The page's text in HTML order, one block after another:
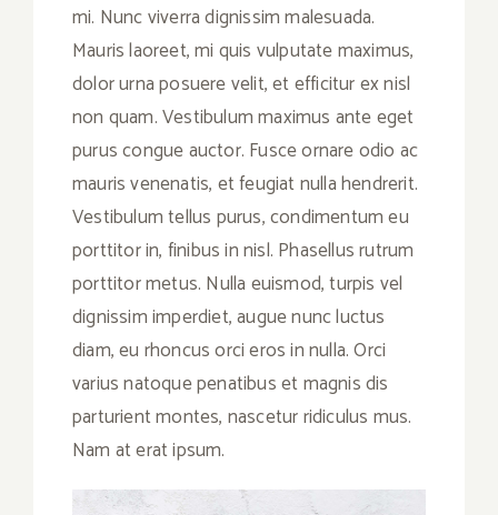
mi. Nunc viverra dignissim malesuada.
Mauris laoreet, mi quis vulputate maximus,
dolor urna posuere velit, et efficitur ex nisl
non quam. Vestibulum maximus ante eget
purus congue auctor. Fusce ornare odio ac
mauris venenatis, et feugiat nulla hendrerit.
Vestibulum tellus purus, condimentum eu
porttitor in, finibus in nisl. Phasellus rutrum
porttitor metus. Nulla euismod, turpis vel
dignissim imperdiet, augue nunc luctus
diam, eu rhoncus orci eros in nulla. Orci
varius natoque penatibus et magnis dis
parturient montes, nascetur ridiculus mus.
Nam at erat ipsum.